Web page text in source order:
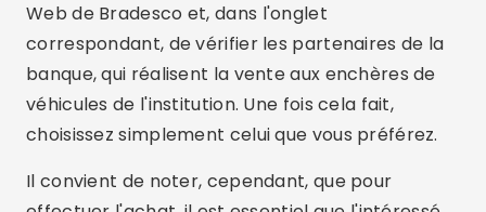
Web de Bradesco et, dans l'onglet
correspondant, de vérifier les partenaires de la
banque, qui réalisent la vente aux enchères de
véhicules de l'institution. Une fois cela fait,
choisissez simplement celui que vous préférez.
Il convient de noter, cependant, que pour